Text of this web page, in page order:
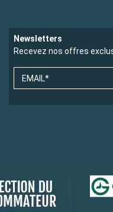
Newsletters
Recevez nos offres
EMAIL*